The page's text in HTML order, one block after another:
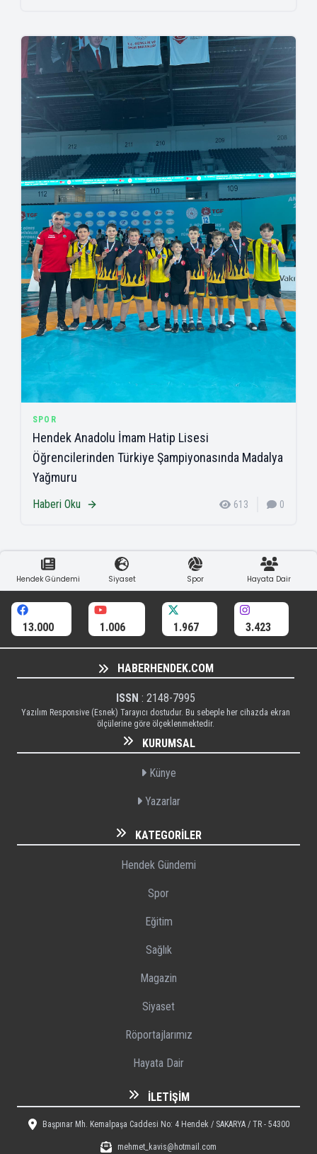
SPOR
Hendek Anadolu İmam Hatip Lisesi
Öğrencilerinden Türkiye Şampiyonasında Madalya
Yağmuru
Haberi Oku 613 0
Hendek Gündemi Siyaset Spor Hayata Dair
13.000 1.006 1.967 3.423
HABERHENDEK.COM
ISSN : 2148-7995
Yazılım Responsive (Esnek) Tarayıcı dostudur. Bu sebeple her cihazda ekran
ölçülerine göre ölçeklenmektedir.
KURUMSAL
Künye
Yazarlar
KATEGORILER
Hendek Gündemi
Spor
Eğitim
Sağlık
Magazin
Siyaset
Röportajlarımız
Hayata Dair
İLETIŞIM
Başpınar Mh. Kemalpaşa Caddesi No: 4 Hendek / SAKARYA / TR - 54300
mehmet_kavis@hotmail.com